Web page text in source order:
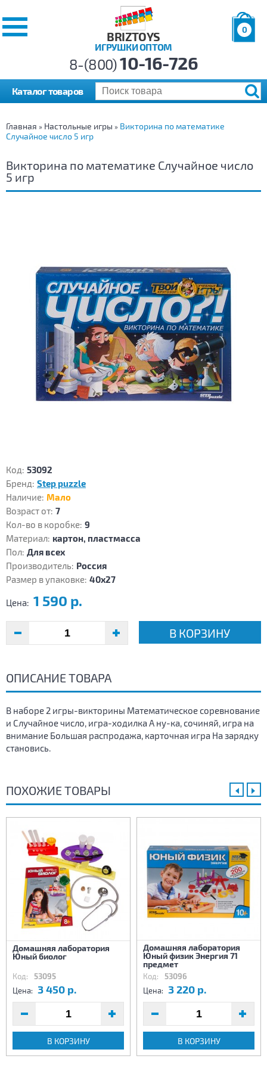
BRIZTOYS
ИГРУШКИ ОПТОМ
0
р.
8-(800)10-16-726
Каталог товаров
Главная » Настольные игры » Викторина по математике
Случайное число 5 игр
Викторина по математике Случайное число
5 игр
Код: 53092
Бренд: Step puzzle
Наличие: Мало
Возраст от: 7
Кол-во в коробке: 9
Материал: картон, пластмасса
Пол: Для всех
Производитель: Россия
Размер в упаковке: 40х27
Цена: 1 590 р.
В КОРЗИНУ
ОПИСАНИЕ ТОВАРА
В наборе 2 игры-викторины Математическое соревнование
и Случайное число, игра-ходилка А ну-ка, сочиняй, игра на
внимание Большая распродажа, карточная игра На зарядку
становись.
ПОХОЖИЕ ТОВАРЫ
Домашняя лаборатория
Юный биолог
Код: 53095
Цена: 3 450 р.
В КОРЗИНУ
Домашняя лаборатория
Юный физик Энергия 71
предмет
Код: 53096
Цена: 3 220 р.
В КОРЗИНУ